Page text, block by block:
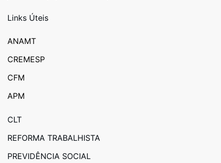
Links Úteis
ANAMT
CREMESP
CFM
APM
CLT
REFORMA TRABALHISTA
PREVIDÊNCIA SOCIAL